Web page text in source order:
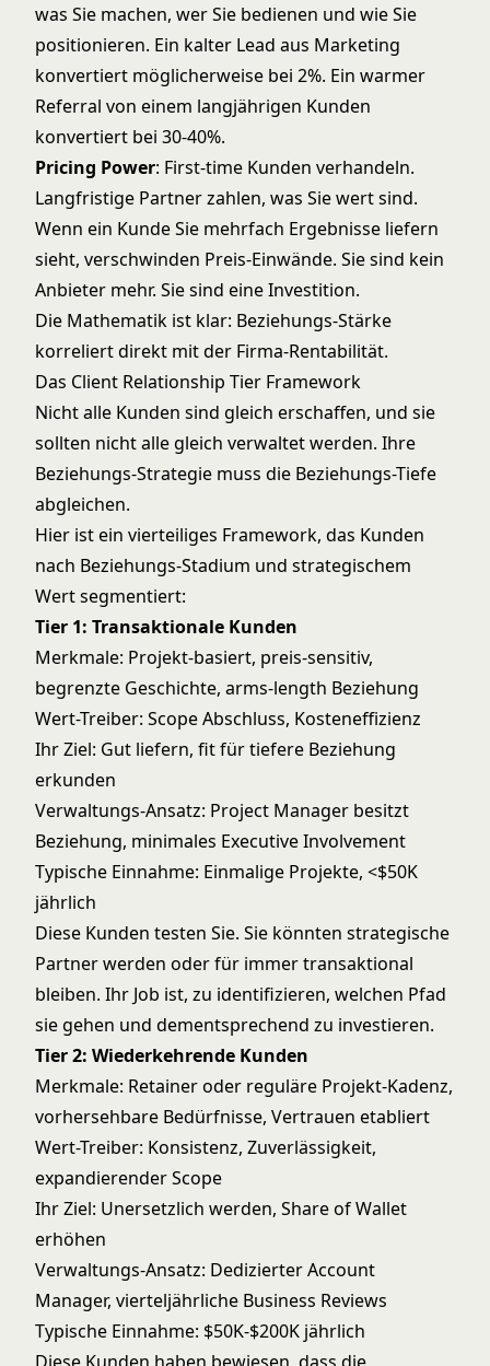
was Sie machen, wer Sie bedienen und wie Sie
positionieren. Ein kalter Lead aus Marketing
konvertiert möglicherweise bei 2%. Ein warmer
Referral von einem langjährigen Kunden
konvertiert bei 30-40%.
Pricing Power: First-time Kunden verhandeln.
Langfristige Partner zahlen, was Sie wert sind.
Wenn ein Kunde Sie mehrfach Ergebnisse liefern
sieht, verschwinden Preis-Einwände. Sie sind kein
Anbieter mehr. Sie sind eine Investition.
Die Mathematik ist klar: Beziehungs-Stärke
korreliert direkt mit der Firma-Rentabilität.
Das Client Relationship Tier Framework
Nicht alle Kunden sind gleich erschaffen, und sie
sollten nicht alle gleich verwaltet werden. Ihre
Beziehungs-Strategie muss die Beziehungs-Tiefe
abgleichen.
Hier ist ein vierteiliges Framework, das Kunden
nach Beziehungs-Stadium und strategischem
Wert segmentiert:
Tier 1: Transaktionale Kunden
Merkmale: Projekt-basiert, preis-sensitiv,
begrenzte Geschichte, arms-length Beziehung
Wert-Treiber: Scope Abschluss, Kosteneffizienz
Ihr Ziel: Gut liefern, fit für tiefere Beziehung
erkunden
Verwaltungs-Ansatz: Project Manager besitzt
Beziehung, minimales Executive Involvement
Typische Einnahme: Einmalige Projekte, <$50K
jährlich
Diese Kunden testen Sie. Sie könnten strategische
Partner werden oder für immer transaktional
bleiben. Ihr Job ist, zu identifizieren, welchen Pfad
sie gehen und dementsprechend zu investieren.
Tier 2: Wiederkehrende Kunden
Merkmale: Retainer oder reguläre Projekt-Kadenz,
vorhersehbare Bedürfnisse, Vertrauen etabliert
Wert-Treiber: Konsistenz, Zuverlässigkeit,
expandierender Scope
Ihr Ziel: Unersetzlich werden, Share of Wallet
erhöhen
Verwaltungs-Ansatz: Dedizierter Account
Manager, vierteljährliche Business Reviews
Typische Einnahme: $50K-$200K jährlich